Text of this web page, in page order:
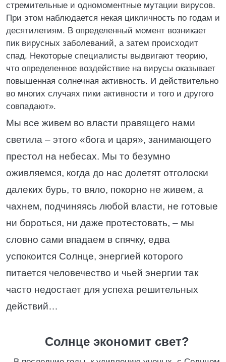
стремительные и одномоментные мутации вирусов.
При этом наблюдается некая цикличность по годам и
десятилетиям. В определенный момент возникает
пик вирусных заболеваний, а затем происходит
спад. Некоторые специалисты выдвигают теорию,
что определенное воздействие на вирусы оказывает
повышенная солнечная активность. И действительно
во многих случаях пики активности и того и другого
совпадают».
Мы все живем во власти правящего нами
светила – этого «бога и царя», занимающего
престол на небесах. Мы то безумно
оживляемся, когда до нас долетят отголоски
далеких бурь, то вяло, покорно не живем, а
чахнем, подчиняясь любой власти, не готовые
ни бороться, ни даже протестовать, – мы
словно сами впадаем в спячку, едва
успокоится Солнце, энергией которого
питается человечество и чьей энергии так
часто недостает для успеха решительных
действий…
Солнце экономит свет?